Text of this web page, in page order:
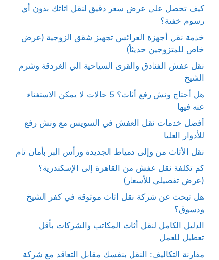
كيف تحصل على عرض سعر دقيق لنقل اثاثك بدون أي
رسوم خفية؟
خدمة نقل أجهزة العرائس تجهيز شقق الزوجية (عرض
خاص للمتزوجين حديثاً)
نقل عفش الفنادق والقرى السياحية الي الغردقة وشرم
الشيخ
هل أحتاج ونش رفع أثاث؟ 5 حالات لا يمكن الاستغناء
عنه فيها
أفضل خدمات نقل العفش في السويس مع ونش رفع
للأدوار العليا
نقل الأثاث من وإلى دمياط الجديدة ورأس البر بأمان تام
كم تكلفة نقل عفش من القاهرة إلى الإسكندرية؟
(عرض تفصيلي للأسعار)
هل تبحث عن شركة نقل اثاث موثوقة في كفر الشيخ
ودسوق؟
الدليل الكامل لنقل أثاث المكاتب والشركات بأقل
تعطيل للعمل
مقارنة التكاليف: النقل بنفسك مقابل التعاقد مع شركة